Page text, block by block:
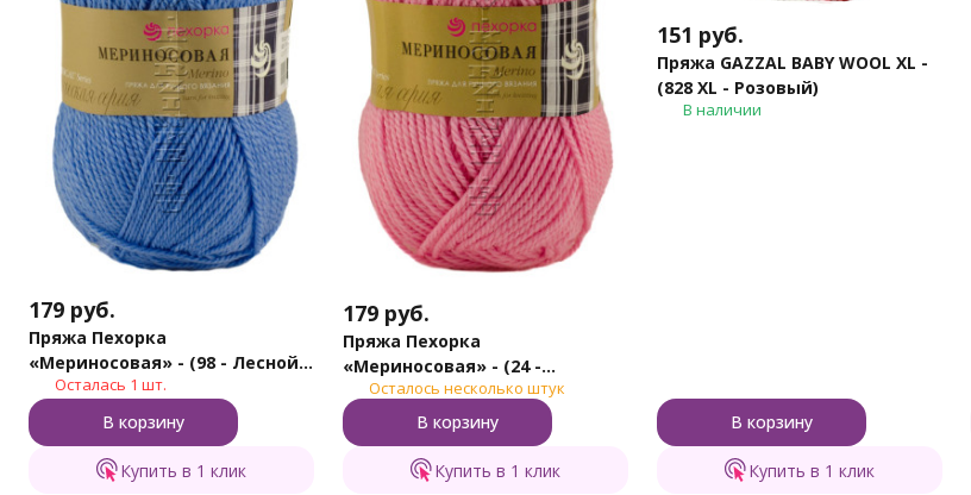
179 руб.
Пряжа Пехорка
«Мериносовая» - (98 - Лесной
колокольчик)
Осталась 1 шт.
В корзину
Купить в 1 клик
179 руб.
Пряжа Пехорка
«Мериносовая» - (24 -
Орхидея)
Осталось несколько штук
В корзину
Купить в 1 клик
151 руб.
Пряжа GAZZAL BABY WOOL XL -
(828 XL - Розовый)
В наличии
В корзину
Купить в 1 клик